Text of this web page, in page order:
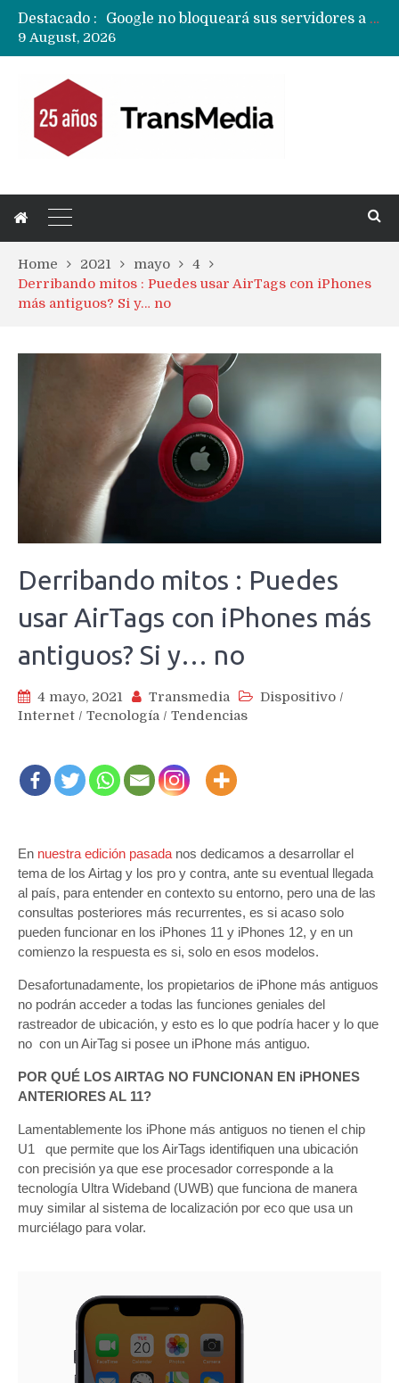
Destacado :
Google no bloqueará sus servidores a MicroG pero tiene un plan para eliminarlo como opción para teléfonos Huawei
CXMT le dice NO a la venta de sus memorias a Apple y dará prioridad a Huawei y Xiaomi
9 August, 2026
Home 2021 mayo
4
Derribando mitos : Puedes usar AirTags con iPhones
más antiguos? Si y… no
Derribando mitos : Puedes
usar AirTags con iPhones más
antiguos? Si y… no
4 mayo, 2021 Transmedia Dispositivo /
Internet / Tecnología / Tendencias
En nuestra edición pasada nos dedicamos a desarrollar el
tema de los Airtag y los pro y contra, ante su eventual llegada
al país, para entender en contexto su entorno, pero una de las
consultas posteriores más recurrentes, es si acaso solo
pueden funcionar en los iPhones 11 y iPhones 12, y en un
comienzo la respuesta es si, solo en esos modelos.
Desafortunadamente, los propietarios de iPhone más antiguos
no podrán acceder a todas las funciones geniales del
rastreador de ubicación, y esto es lo que podría hacer y lo que
no con un AirTag si posee un iPhone más antiguo.
POR QUÉ LOS AIRTAG NO FUNCIONAN EN iPHONES
ANTERIORES AL 11?
Lamentablemente los iPhone más antiguos no tienen el chip
U1 que permite que los AirTags identifiquen una ubicación
con precisión ya que ese procesador corresponde a la
tecnología Ultra Wideband (UWB) que funciona de manera
muy similar al sistema de localización por eco que usa un
murciélago para volar.